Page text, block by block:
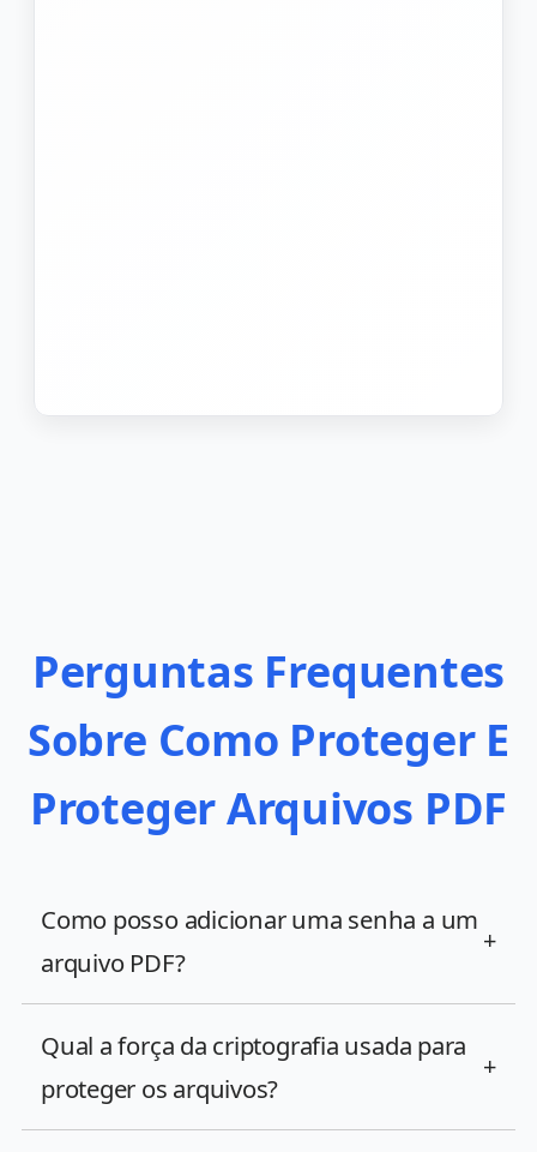
Perguntas Frequentes
Sobre Como Proteger E
Proteger Arquivos PDF
Como posso adicionar uma senha a um
arquivo PDF?
+
Qual a força da criptografia usada para
proteger os arquivos?
+